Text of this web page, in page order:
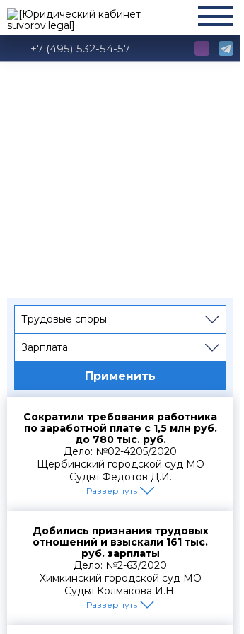
+7 (495) 532-54-57
Трудовые споры
Зарплата
Применить
Сократили требования работника
по заработной плате с 1,5 млн руб.
до 780 тыс. руб.
Дело: №02-4205/2020
Щербинский городской суд МО
Судья Федотов Д.И.
Интересы доверителя были
досудебного и судебного
урегулирования спора. Нам удалось
добиться снижения размера
задолженности по заработной плате
более чем на 50% и согласовать
выплату в размере 780 000 рублей на
взаимоприемлемых условиях. Спор
был урегулирован без дальнейшего
судебного разбирательства, а
Развернуть
Добились признания трудовых
отношений и взыскали 161 тыс.
руб. зарплаты
Дело: №2-63/2020
Химкинский городской суд МО
Судья Колмакова И.Н.
Интересы доверителя были
Развернуть